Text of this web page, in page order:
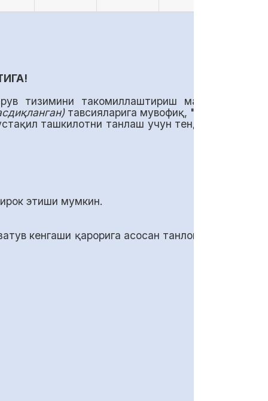
тизимини такомиллаштириш мақсадида,
тавсияларига мувофиқ, "Олмалиқ
ташкилотни танлаш учун тендер эълон
этиши мумкин.
кенгаши қарорига асосан танлов (тендер)